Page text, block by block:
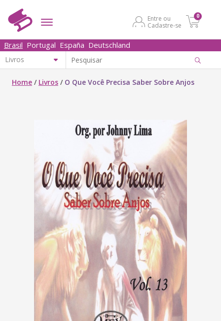
Entre ou
Cadastre-se
0
Brasil Portugal España Deutschland
Home / Livros / O Que Você Precisa Saber Sobre Anjos